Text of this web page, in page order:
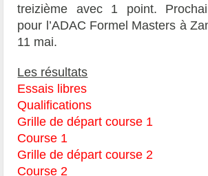
treizième avec 1 point.
pour l’ADAC Formel Masters à
11 mai.
Les résultats
Essais libres
Qualifications
Grille de départ course 1
Course 1
Grille de départ course 2
Course 2